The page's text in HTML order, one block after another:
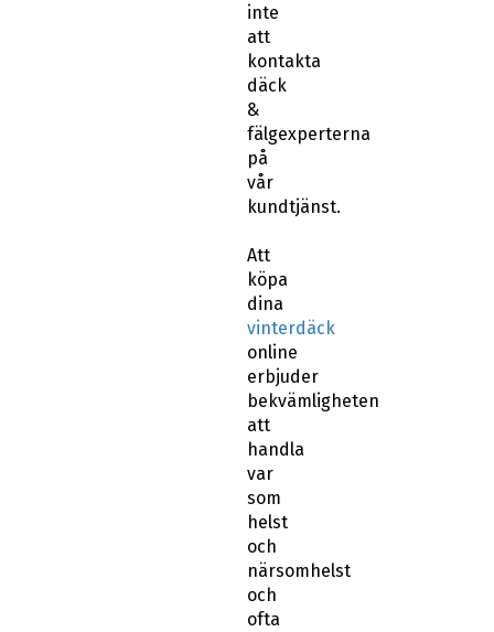
inte
att
kontakta
däck
&
fälgexperterna
på
vår
kundtjänst.
Att
köpa
dina
vinterdäck
online
erbjuder
bekvämligheten
att
handla
var
som
helst
och
närsomhelst
och
ofta